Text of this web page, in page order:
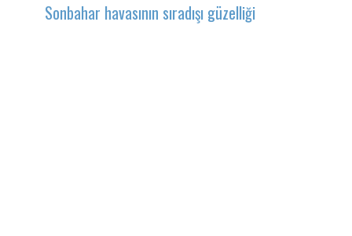
Sonbahar havasının sıradışı güzelliği